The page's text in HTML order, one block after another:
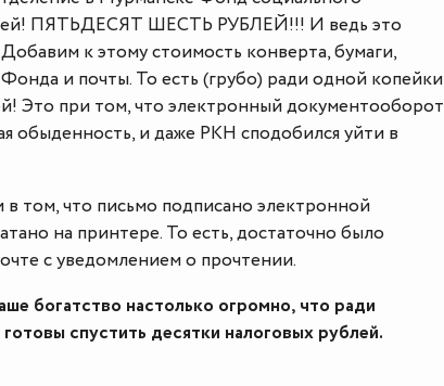
ПЯТЬДЕСЯТ ШЕСТЬ РУБЛЕЙ!!! И ведь это
к этому стоимость конверта, бумаги,
и почты. То есть (грубо) ради одной копейки
Это при том, что электронный документооборот
обыденность, и даже РКН сподобился уйти в
том, что письмо подписано электронной
на принтере. То есть, достаточно было
с уведомлением о прочтении.
богатство настолько огромно, что ради
спустить десятки налоговых рублей.